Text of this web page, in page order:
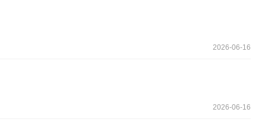
2026-06-16
2026-06-16